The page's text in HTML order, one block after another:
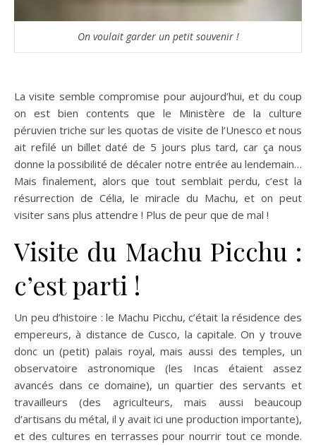
On voulait garder un petit souvenir !
La visite semble compromise pour aujourd’hui, et du coup
on est bien contents que le Ministère de la culture
péruvien triche sur les quotas de visite de l’Unesco et nous
ait refilé un billet daté de 5 jours plus tard, car ça nous
donne la possibilité de décaler notre entrée au lendemain…
Mais finalement, alors que tout semblait perdu, c’est la
résurrection de Célia, le miracle du Machu, et on peut
visiter sans plus attendre ! Plus de peur que de mal !
Visite du Machu Picchu :
c’est parti !
Un peu d’histoire : le Machu Picchu, c’était la résidence des
empereurs, à distance de Cusco, la capitale. On y trouve
donc un (petit) palais royal, mais aussi des temples, un
observatoire astronomique (les Incas étaient assez
avancés dans ce domaine), un quartier des servants et
travailleurs (des agriculteurs, mais aussi beaucoup
d’artisans du métal, il y avait ici une production importante),
et des cultures en terrasses pour nourrir tout ce monde.